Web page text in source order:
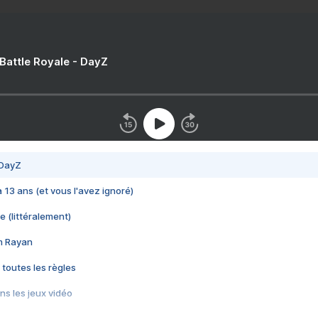
Royale - DayZ
13 ans (et vous l'avez ignoré)
(littéralement)
Rayan
toutes les règles
les jeux vidéo